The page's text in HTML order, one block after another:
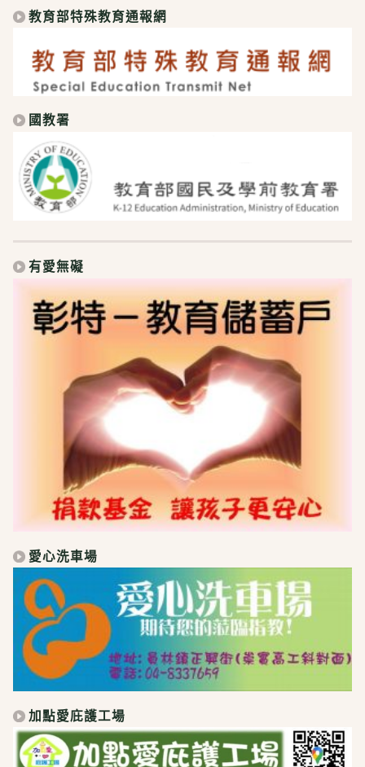
教育部特殊教育通報網
國教署
有愛無礙
愛心洗車場
加點愛庇護工場